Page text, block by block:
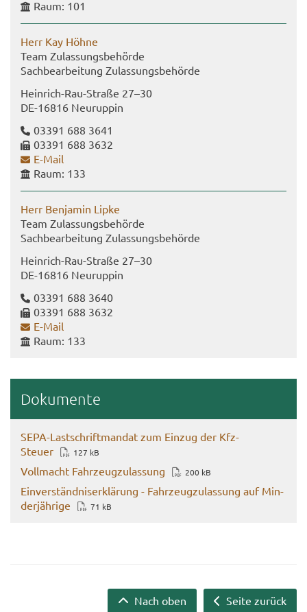
Raum: 101
Herr Kay Höhne
Team Zu­las­sungs­be­hör­de
Sach­be­ar­bei­tung Zu­las­sungs­be­hör­de
Heinrich-​Rau-Straße 27–30
DE-​16816 Neu­rup­pin
03391 688 3641
03391 688 3632
E-​Mail
Raum: 133
Herr Ben­ja­min Lipke
Team Zu­las­sungs­be­hör­de
Sach­be­ar­bei­tung Zu­las­sungs­be­hör­de
Heinrich-​Rau-Straße 27–30
DE-​16816 Neu­rup­pin
03391 688 3640
03391 688 3632
E-​Mail
Raum: 133
Do­ku­men­te
SEPA-​Lastschriftmandat zum Ein­zug der Kfz-​
Steuer
127 kB
Voll­macht Fahr­zeug­zu­las­sung 200 kB
Ein­ver­ständ­nis­er­klä­rung - Fahr­zeug­zu­las­sung auf Min­
der­jäh­ri­ge
71 kB
Seite zurück
Nach oben